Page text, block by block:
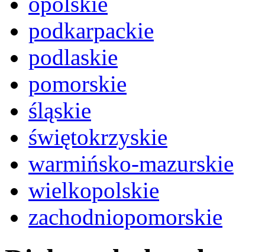
podkarpackie
podlaskie
pomorskie
śląskie
świętokrzyskie
warmińsko-mazurskie
wielkopolskie
zachodniopomorskie